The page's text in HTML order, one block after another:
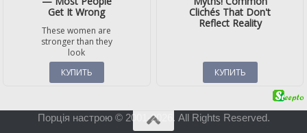
Порція настрою © 2001-2026. All Rights Reserved.